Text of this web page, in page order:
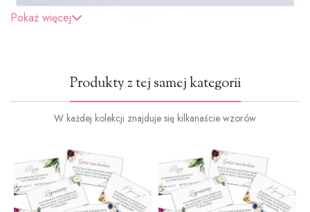
Pokaż więcej
Produkty z tej samej kategorii
W każdej kolekcji znajduje się kilkanaście wzorów